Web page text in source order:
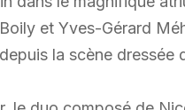
et Yves-Gérard
la scène dressée